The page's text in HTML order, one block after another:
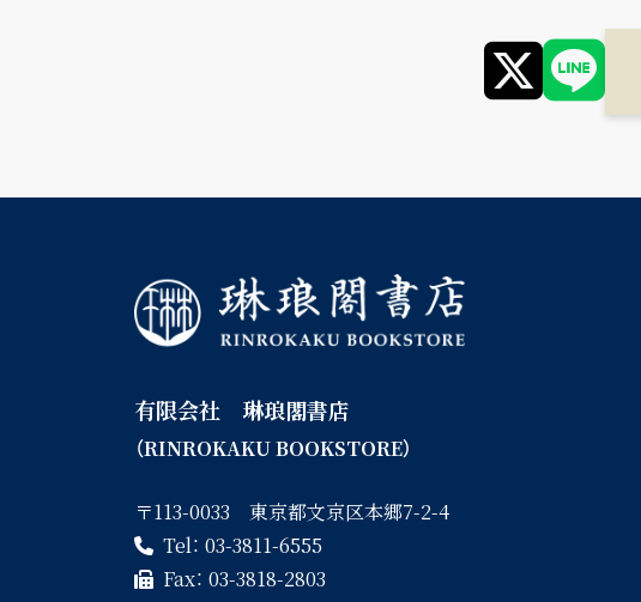
有限会社 琳琅閣書店
（RINROKAKU BOOKSTORE）
〒113-0033 東京都文京区本郷7-2-4
Tel： 03-3811-6555
Fax： 03-3818-2803